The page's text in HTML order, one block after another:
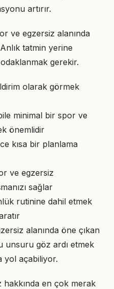
artırır.
ve egzersiz alanında
tatmin yerine
gerekir.
olarak görmek
minimal bir spor ve
önemlidir
kısa bir planlama
ve egzersiz
sağlar
rutinine dahil etmek
alanında öne çıkan
unsuru göz ardı etmek
yol açabiliyor.
hakkında en çok merak